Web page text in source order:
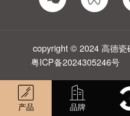
copyright © 2024 高德
粤ICP备2024305246号
产品 品牌